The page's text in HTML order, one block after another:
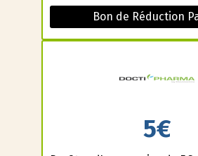
Bon de Réduction
5€